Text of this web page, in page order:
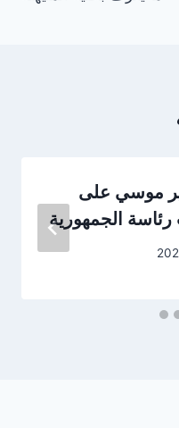
موسي على
الجمهورية